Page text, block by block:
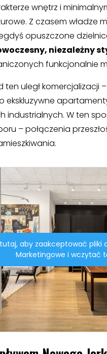
wnętrz i
Z czasem władze
opuszczone
niezależny
funkcjonalnie
ten uległ komercjalizacji
ekskluzywne
industrialnych. W ten
– połączenia
aby zaakceptować pliki
Marketingowe i wczytać